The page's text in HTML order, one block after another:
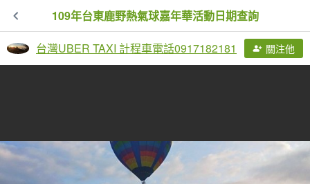
109年台東鹿野熱氣球嘉年華活動日期查詢
台灣UBER TAXI 計程車電話0917182181 關注他